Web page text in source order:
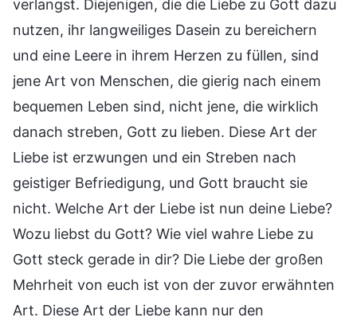
verlangst. Diejenigen, die die Liebe zu Gott dazu
nutzen, ihr langweiliges Dasein zu bereichern
und eine Leere in ihrem Herzen zu füllen, sind
jene Art von Menschen, die gierig nach einem
bequemen Leben sind, nicht jene, die wirklich
danach streben, Gott zu lieben. Diese Art der
Liebe ist erzwungen und ein Streben nach
geistiger Befriedigung, und Gott braucht sie
nicht. Welche Art der Liebe ist nun deine Liebe?
Wozu liebst du Gott? Wie viel wahre Liebe zu
Gott steck gerade in dir? Die Liebe der großen
Mehrheit von euch ist von der zuvor erwähnten
Art. Diese Art der Liebe kann nur den